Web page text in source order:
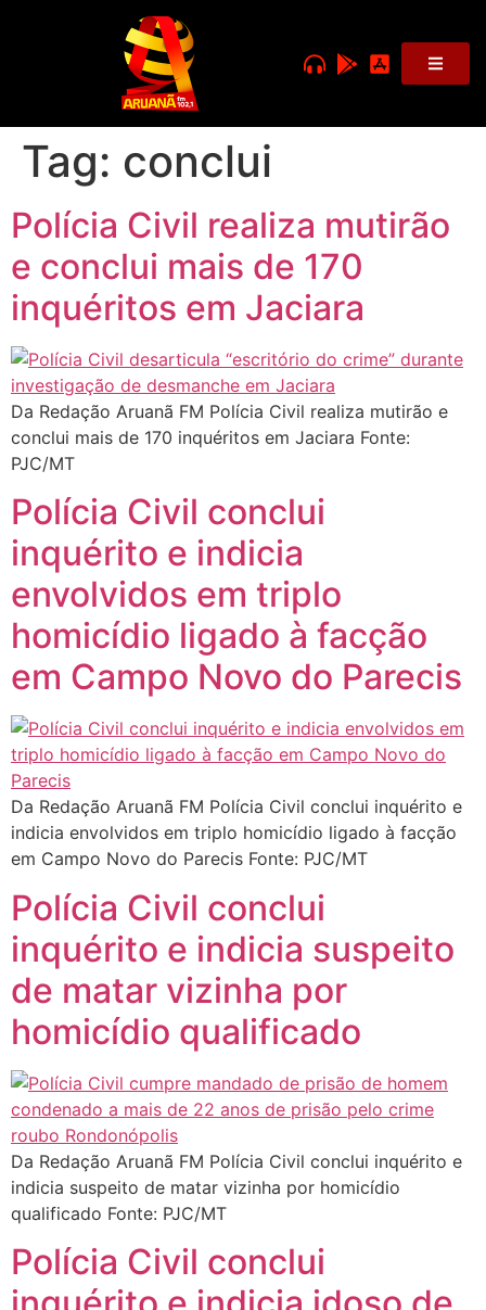
Tag: conclui
Polícia Civil realiza mutirão
e conclui mais de 170
inquéritos em Jaciara
Da Redação Aruanã FM Polícia Civil realiza mutirão e
conclui mais de 170 inquéritos em Jaciara Fonte:
PJC/MT
Polícia Civil conclui
inquérito e indicia
envolvidos em triplo
homicídio ligado à facção
em Campo Novo do Parecis
Da Redação Aruanã FM Polícia Civil conclui inquérito e
indicia envolvidos em triplo homicídio ligado à facção
em Campo Novo do Parecis Fonte: PJC/MT
Polícia Civil conclui
inquérito e indicia suspeito
de matar vizinha por
homicídio qualificado
Da Redação Aruanã FM Polícia Civil conclui inquérito e
indicia suspeito de matar vizinha por homicídio
qualificado Fonte: PJC/MT
Polícia Civil conclui